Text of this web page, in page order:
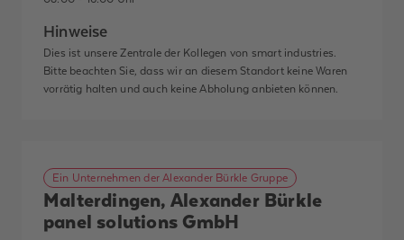
Hinweise
Dies ist unsere Zentrale der Kollegen von smart industries.
Bitte beachten Sie, dass wir an diesem Standort keine Waren
vorrätig halten und auch keine Abholung anbieten können.
Ein Unternehmen der Alexander Bürkle Gruppe
Malterdingen, Alexander Bürkle
panel solutions GmbH